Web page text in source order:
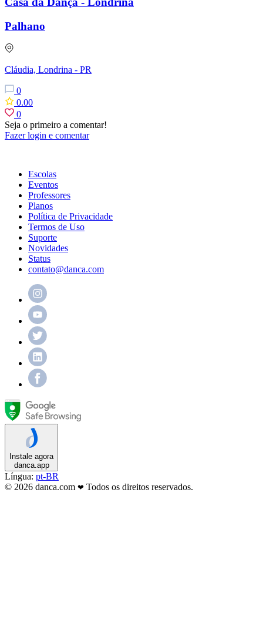
Palhano
Cláudia, Londrina - PR
0
0.00
0
Seja o primeiro a comentar!
Fazer login e comentar
Escolas
Eventos
Professores
Planos
Política de Privacidade
Termos de Uso
Suporte
Novidades
Status
contato@danca.com
Instale agora
danca.app
Língua: pt-BR
© 2026 danca.com ❤ Todos os direitos reservados.